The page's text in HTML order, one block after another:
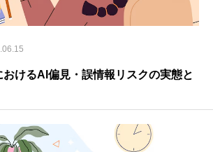
けるAI偏見・誤情報リスクの実態と